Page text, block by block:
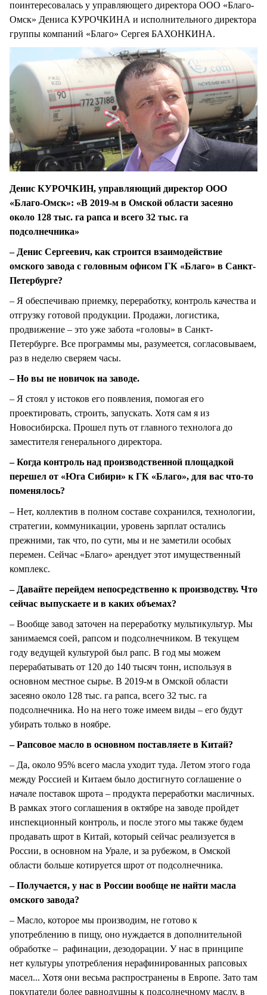
поинтересовалась у управляющего директора ООО «Благо-
Омск» Дениса КУРОЧКИНА и исполнительного директора
группы компаний «Благо» Сергея БАХОНКИНА.
Денис КУРОЧКИН, управляющий директор ООО
«Благо-Омск»: «В 2019-м в Омской области засеяно
около 128 тыс. га рапса и всего 32 тыс. га
подсолнечника»
– Денис Сергеевич, как строится взаимодействие
омского завода с головным офисом ГК «Благо» в Санкт-
Петербурге?
– Я обеспечиваю приемку, переработку, контроль качества и
отгрузку готовой продукции. Продажи, логистика,
продвижение – это уже забота «головы» в Санкт-
Петербурге. Все программы мы, разумеется, согласовываем,
раз в неделю сверяем часы.
– Но вы не новичок на заводе.
– Я стоял у истоков его появления, помогая его
проектировать, строить, запускать. Хотя сам я из
Новосибирска. Прошел путь от главного технолога до
заместителя генерального директора.
– Когда контроль над производственной площадкой
перешел от «Юга Сибири» к ГК «Благо», для вас что-то
поменялось?
– Нет, коллектив в полном составе сохранился, технологии,
стратегии, коммуникации, уровень зарплат остались
прежними, так что, по сути, мы и не заметили особых
перемен. Сейчас «Благо» арендует этот имущественный
комплекс.
– Давайте перейдем непосредственно к производству. Что
сейчас выпускаете и в каких объемах?
– Вообще завод заточен на переработку мультикультур. Мы
занимаемся соей, рапсом и подсолнечником. В текущем
году ведущей культурой был рапс. В год мы можем
перерабатывать от 120 до 140 тысяч тонн, используя в
основном местное сырье. В 2019-м в Омской области
засеяно около 128 тыс. га рапса, всего 32 тыс. га
подсолнечника. Но на него тоже имеем виды – его будут
убирать только в ноябре.
– Рапсовое масло в основном поставляете в Китай?
– Да, около 95% всего масла уходит туда. Летом этого года
между Россией и Китаем было достигнуто соглашение о
начале поставок шрота – продукта переработки масличных.
В рамках этого соглашения в октябре на заводе пройдет
инспекционный контроль, и после этого мы также будем
продавать шрот в Китай, который сейчас реализуется в
России, в основном на Урале, и за рубежом, в Омской
области больше котируется шрот от подсолнечника.
– Получается, у нас в России вообще не найти масла
омского завода?
– Масло, которое мы производим, не готово к
употреблению в пищу, оно нуждается в дополнительной
обработке – рафинации, дезодорации. У нас в принципе
нет культуры употребления нерафинированных рапсовых
масел... Хотя они весьма распространены в Европе. Зато там
покупатели более равнодушны к подсолнечному маслу, в